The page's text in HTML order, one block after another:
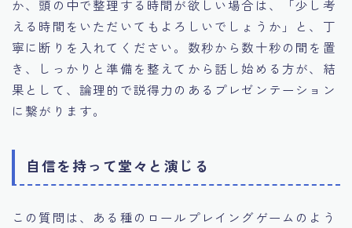
か、頭の中で整理する時間が欲しい場合は、「少し考
える時間をいただいてもよろしいでしょうか」と、丁
寧に断りを入れてください。数秒から数十秒の間を置
き、しっかりと準備を整えてから話し始める方が、結
果として、論理的で説得力のあるプレゼンテーション
に繋がります。
自信を持って堂々と演じる
この質問は、ある種のロールプレイングゲームのよう